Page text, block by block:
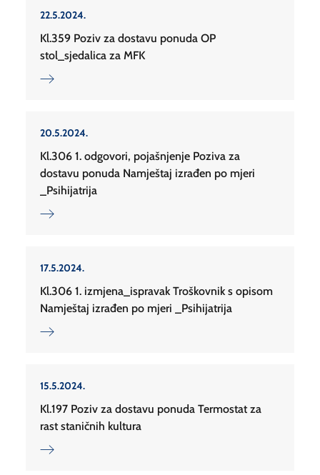
22.5.2024.
Kl.359 Poziv za dostavu ponuda OP
stol_sjedalica za MFK
20.5.2024.
Kl.306 1. odgovori, pojašnjenje Poziva za
dostavu ponuda Namještaj izrađen po mjeri
_Psihijatrija
17.5.2024.
Kl.306 1. izmjena_ispravak Troškovnik s opisom
Namještaj izrađen po mjeri _Psihijatrija
15.5.2024.
Kl.197 Poziv za dostavu ponuda Termostat za
rast staničnih kultura